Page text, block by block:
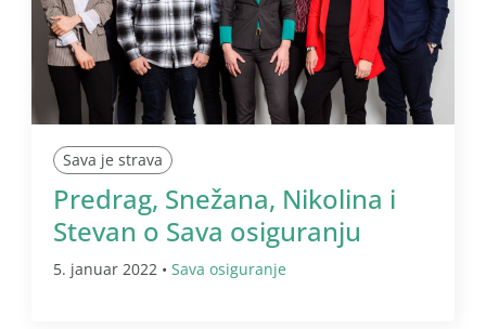
Sava je strava
Predrag, Snežana, Nikolina i
Stevan o Sava osiguranju
5. januar 2022 • Sava osiguranje